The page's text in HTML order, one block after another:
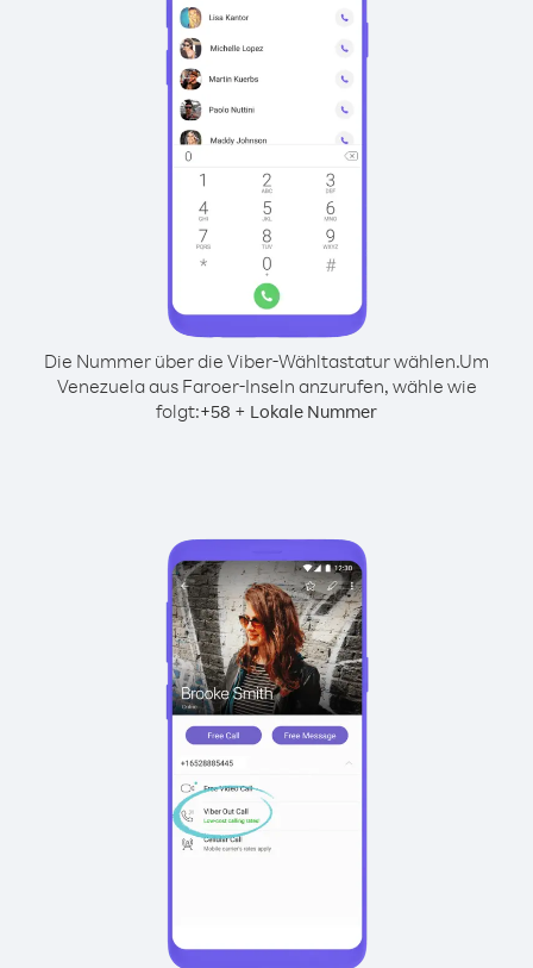
Die Nummer über die Viber-Wähltastatur wählen.Um
Venezuela aus Faroer-Inseln anzurufen, wähle wie
folgt:+58 + Lokale Nummer